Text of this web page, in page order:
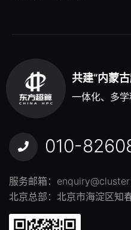
共建“内蒙
一体化、多
010-
服务邮箱：
北京总部：北京市海淀区知